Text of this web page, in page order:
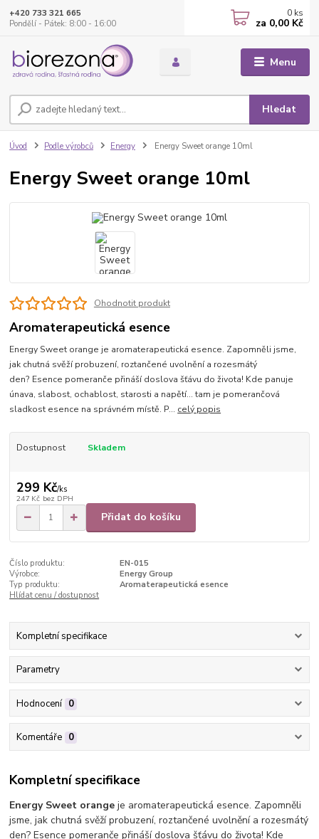
Menu
Hledat
+420 733 321 665
Pondělí - Pátek: 8:00 - 16:00
0 ks
za 0,00 Kč
Úvod Podle výrobců Energy Energy Sweet orange 10ml
Energy Sweet orange 10ml
Ohodnotit produkt
Aromaterapeutická esence
Energy Sweet orange je aromaterapeutická esence. Zapomněli jsme,
jak chutná svěží probuzení, roztančené uvolnění a rozesmátý
den? Esence pomeranče přináší doslova šťávu do života! Kde panuje
únava, slabost, ochablost, starosti a napětí… tam je pomerančová
sladkost esence na správném místě. P... celý popis
Dostupnost Skladem
299 Kč/ks
247 Kč bez DPH
Přidat do košíku
Číslo produktu:
EN-015
Výrobce:
Energy Group
Typ produktu:
Aromaterapeutická esence
Hlídat cenu / dostupnost
Kompletní specifikace
Parametry
Hodnocení 0
Komentáře 0
Kompletní specifikace
Energy Sweet orange je aromaterapeutická esence. Zapomněli
jsme, jak chutná svěží probuzení, roztančené uvolnění a rozesmátý
den? Esence pomeranče přináší doslova šťávu do života! Kde